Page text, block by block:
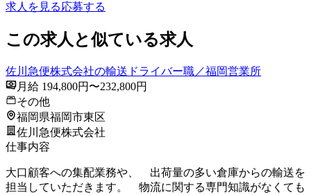
求人を見る応募する
この求人と似ている求人
佐川急便株式会社の輸送ドライバー職／福岡営業所
月給 194,800円〜232,800円
その他
福岡県福岡市東区
佐川急便株式会社
仕事内容
大口顧客への集配業務や、 出荷量の多い倉庫からの輸送を
担当していただきます。 物流に関する専門知識がなくても